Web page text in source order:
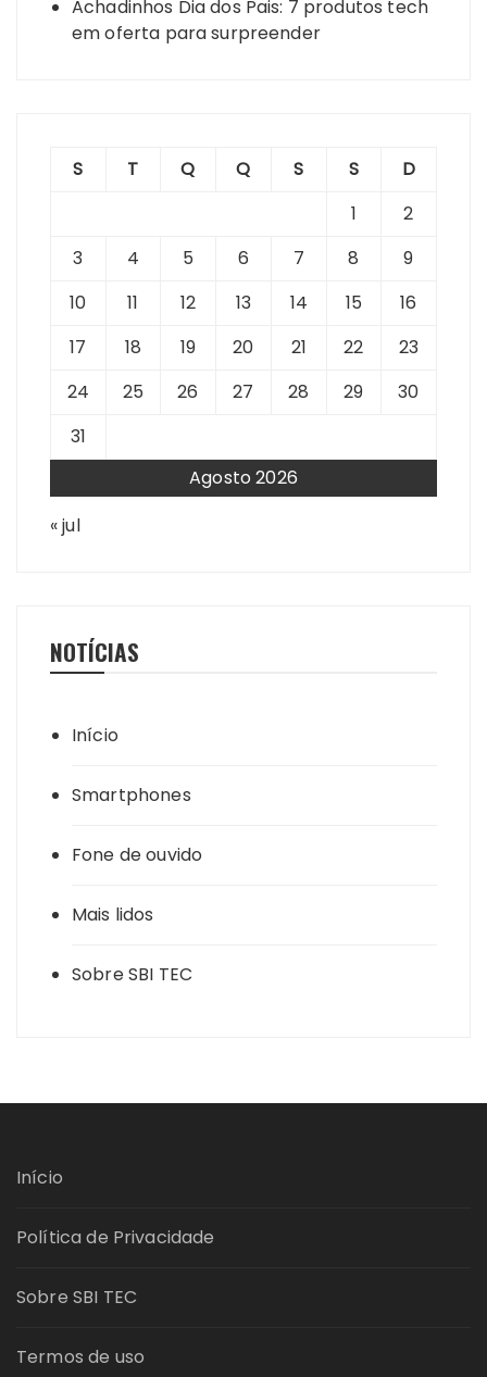
Achadinhos Dia dos Pais: 7 produtos tech
em oferta para surpreender
Agosto 2026
S T Q Q S S
D
1
2
3
4 5 6 7 8
9
10
11 12 13 14 15
16
17
18 19 20 21 22
23
24
25 26 27 28 29
30
31
« jul
NOTÍCIAS
Início
Smartphones
Fone de ouvido
Mais lidos
Sobre SBI TEC
Início
Política de Privacidade
Sobre SBI TEC
Termos de uso